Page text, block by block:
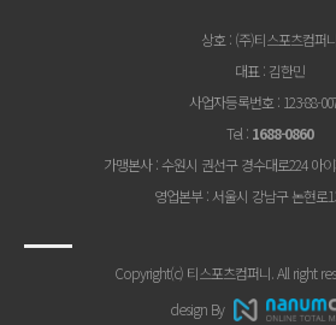
상호 : (주)티스포츠컴퍼니
대표 : 김한민
사업자등록번호 : 123-88-
Tel : 1688-0860
가맹본사: 수원시 권선구 경수대로224 아
영업본부: 서울시 강남구 논현로
Copyright(c) 티스포츠컴퍼니. All right
design By